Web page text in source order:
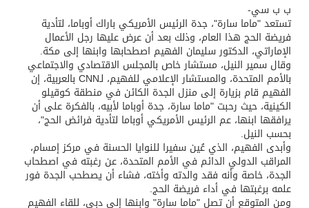
كسوة الكعبة تعتلي البيت العتيق
ب ب سي-
تستعد "ماما سارة"، جدة الرئيس الأمريكي باراك أوباما، لتأدية
فريضة الحج هذا العام، وذلك بعد أن عرض عليها رجل الأعمال
الإماراتي، الدكتور سليمان الفهيم اصطحابها وابنها إلى مكة.
وقال سمير النيل، مستشار خاص بالمجلس الاقتصادي والاجتماعي
بالأمم المتحدة، والمستشار الإعلامي للفهيم، لـCNN بالعربية، إن
الفهيم قام بزيارة إلى منزل الجدة الكائن في منطقة كوقيلو
الكينية، حيث رحبت "ماما سارة، جدة أوباما لأبيه، بالفكرة على أن
يرافقها ابنها، عم الرئيس الأمريكي أوباما لتأدية فرائض الحج"،
بحسب النيل.
وأبدى الفهيم، الذي عُين سفيرا للنوايا الحسنة في مركز إمسام،
المراقب الدولي الدائم في الأمم المتحدة، عن رغبته في اصطحاب
الجدة، خاصة وأنه فقد والدته وأخته، فشاء أن يصطحب الجدة فور
علمه برغبتها في أداء فريضة الحج.
ومن المتوقع أن تصل "ماما سارة" وابنها إلى دبي، للقاء الفهيم